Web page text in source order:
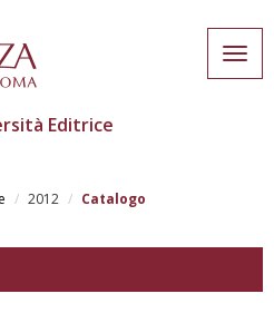
Editrice
2012 Catalogo